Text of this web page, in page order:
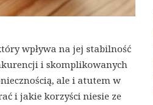
wpływa na jej stabilność
i skomplikowanych
ale i atutem w
i jakie korzyści niesie ze